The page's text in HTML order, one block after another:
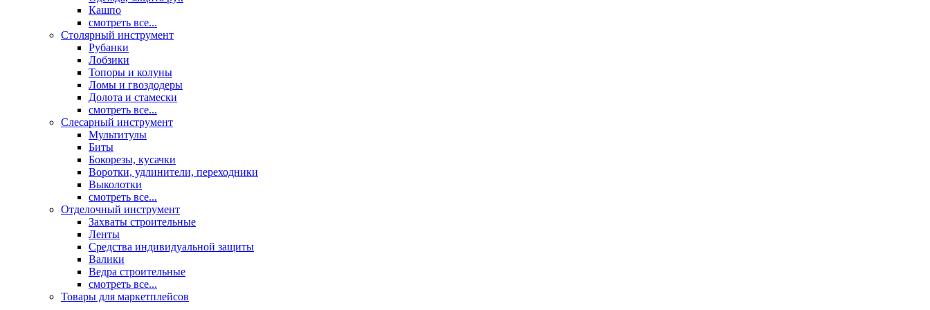
Кашпо
смотреть все...
Столярный инструмент
Рубанки
Лобзики
Топоры и колуны
Ломы и гвоздодеры
Долота и стамески
смотреть все...
Слесарный инструмент
Мультитулы
Биты
Бокорезы, кусачки
Воротки, удлинители, переходники
Выколотки
смотреть все...
Отделочный инструмент
Захваты строительные
Ленты
Средства индивидуальной защиты
Валики
Ведра строительные
смотреть все...
Товары для маркетплейсов